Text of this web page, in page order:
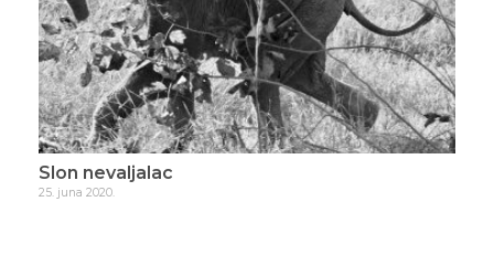
Slon nevaljalac
25. juna 2020.